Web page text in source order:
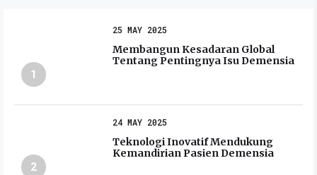
1
25 MAY 2025
Membangun Kesadaran Global
Tentang Pentingnya Isu Demensia
2
24 MAY 2025
Teknologi Inovatif Mendukung
Kemandirian Pasien Demensia